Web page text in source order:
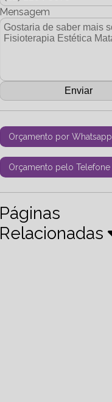
Mensagem
Orçamento por Whatsapp
Orçamento pelo Telefone
Páginas
Relacionadas